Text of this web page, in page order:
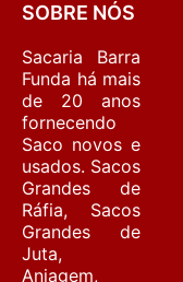
SOBRE NÓS
Sacaria Barra
Funda há mais
de 20 anos
fornecendo
Saco novos e
usados. Sacos
Grandes de
Ráfia, Sacos
Grandes de
Juta,
Aniagem,